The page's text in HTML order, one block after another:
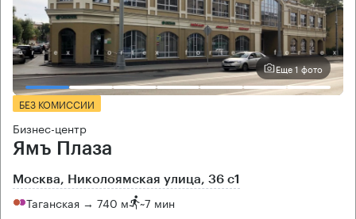
Еще 1 фото
БЕЗ КОМИССИИ
Бизнес-центр
Ямъ Плаза
Москва, Николоямская улица, 36 с1
Таганская → 740 м ~7 мин